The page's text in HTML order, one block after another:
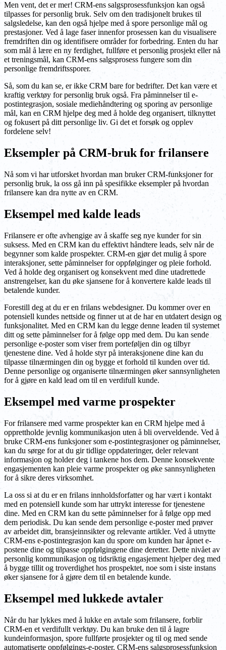
Men vent, det er mer! CRM-ens salgsprosessfunksjon kan også
tilpasses for personlig bruk. Selv om den tradisjonelt brukes til
salgsledelse, kan den også hjelpe med å spore personlige mål og
prestasjoner. Ved å lage faser innenfor prosessen kan du visualisere
fremdriften din og identifisere områder for forbedring. Enten du har
som mål å lære en ny ferdighet, fullføre et personlig prosjekt eller nå
et treningsmål, kan CRM-ens salgsprosess fungere som din
personlige fremdriftssporer.
Så, som du kan se, er ikke CRM bare for bedrifter. Det kan være et
kraftig verktøy for personlig bruk også. Fra påminnelser til e-
postintegrasjon, sosiale mediehåndtering og sporing av personlige
mål, kan en CRM hjelpe deg med å holde deg organisert, tilknyttet
og fokusert på ditt personlige liv. Gi det et forsøk og opplev
fordelene selv!
Eksempler på CRM-bruk for frilansere
Nå som vi har utforsket hvordan man bruker CRM-funksjoner for
personlig bruk, la oss gå inn på spesifikke eksempler på hvordan
frilansere kan dra nytte av en CRM.
Eksempel med kalde leads
Frilansere er ofte avhengige av å skaffe seg nye kunder for sin
suksess. Med en CRM kan du effektivt håndtere leads, selv når de
begynner som kalde prospekter. CRM-en gjør det mulig å spore
interaksjoner, sette påminnelser for oppfølginger og pleie forhold.
Ved å holde deg organisert og konsekvent med dine utadrettede
anstrengelser, kan du øke sjansene for å konvertere kalde leads til
betalende kunder.
Forestill deg at du er en frilans webdesigner. Du kommer over en
potensiell kundes nettside og finner ut at de har en utdatert design og
funksjonalitet. Med en CRM kan du legge denne leaden til systemet
ditt og sette påminnelser for å følge opp med dem. Du kan sende
personlige e-poster som viser frem porteføljen din og tilbyr
tjenestene dine. Ved å holde styr på interaksjonene dine kan du
tilpasse tilnærmingen din og bygge et forhold til kunden over tid.
Denne personlige og organiserte tilnærmingen øker sannsynligheten
for å gjøre en kald lead om til en verdifull kunde.
Eksempel med varme prospekter
For frilansere med varme prospekter kan en CRM hjelpe med å
opprettholde jevnlig kommunikasjon uten å bli overveldende. Ved å
bruke CRM-ens funksjoner som e-postintegrasjoner og påminnelser,
kan du sørge for at du gir tidlige oppdateringer, deler relevant
informasjon og holder deg i tankene hos dem. Denne konsekvente
engasjementen kan pleie varme prospekter og øke sannsynligheten
for å sikre deres virksomhet.
La oss si at du er en frilans innholdsforfatter og har vært i kontakt
med en potensiell kunde som har uttrykt interesse for tjenestene
dine. Med en CRM kan du sette påminnelser for å følge opp med
dem periodisk. Du kan sende dem personlige e-poster med prøver
av arbeidet ditt, bransjeinnsikter og relevante artikler. Ved å utnytte
CRM-ens e-postintegrasjon kan du spore om kunden har åpnet e-
postene dine og tilpasse oppfølgingene dine deretter. Dette nivået av
personlig kommunikasjon og tidsriktig engasjement hjelper deg med
å bygge tillit og troverdighet hos prospektet, noe som i siste instans
øker sjansene for å gjøre dem til en betalende kunde.
Eksempel med lukkede avtaler
Når du har lykkes med å lukke en avtale som frilansere, forblir
CRM-en et verdifullt verktøy. Du kan bruke den til å lagre
kundeinformasjon, spore fullførte prosjekter og til og med sende
automatiserte oppfølgings-e-poster. CRM-ens salgsprosessfunksjon